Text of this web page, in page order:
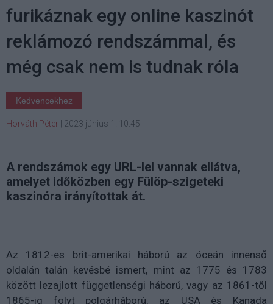
furikáznak egy online kaszinót
reklámozó rendszámmal, és
még csak nem is tudnak róla
Kedvencekhez
Horváth Péter 2023 június 1. 10:45
A rendszámok egy URL-lel vannak ellátva,
amelyet időközben egy Fülöp-szigeteki
kaszinóra irányítottak át.
Az 1812-es brit-amerikai háború az óceán innenső
oldalán talán kevésbé ismert, mint az 1775 és 1783
között lezajlott függetlenségi háború, vagy az 1861-től
1865-ig folyt polgárháború, az USA és Kanada